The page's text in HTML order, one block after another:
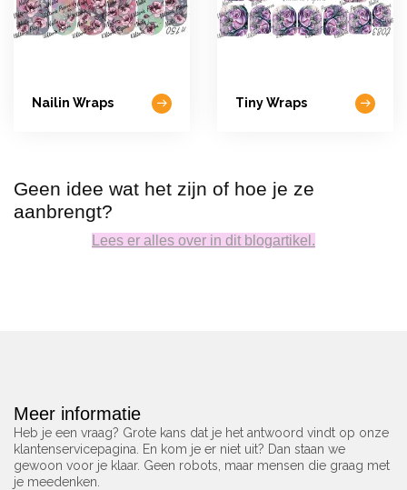
Nailin Wraps Tiny Wraps
Geen idee wat het zijn of hoe je ze
aanbrengt?
Lees er alles over in dit blogartikel.
Meer informatie
Heb je een vraag? Grote kans dat je het antwoord vindt op onze
klantenservicepagina. En kom je er niet uit? Dan staan we
gewoon voor je klaar. Geen robots, maar mensen die graag met
je meedenken.